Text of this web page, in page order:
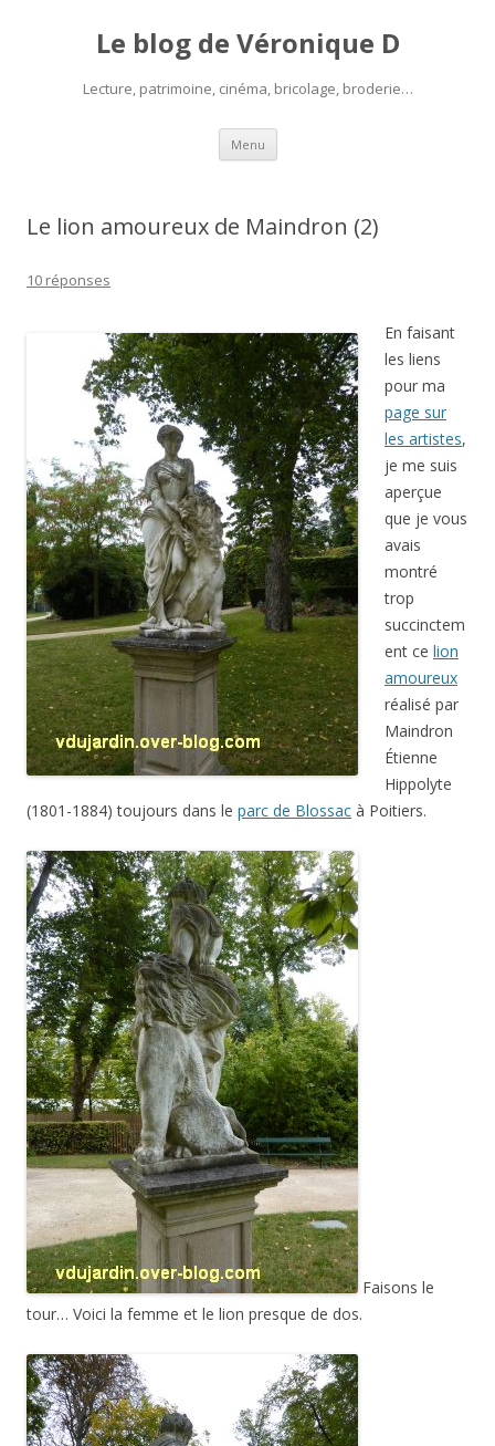
Le blog de Véronique D
Lecture, patrimoine, cinéma, bricolage, broderie…
Menu Aller
contenu
Le lion amoureux de Maindron (2)
10 réponses
En faisant
les liens
pour ma
page sur
les artistes,
je me suis
aperçue
que je vous
avais
montré
trop
succinctem
ent ce lion
amoureux
réalisé par
Maindron
Étienne
Hippolyte
(1801-1884) toujours dans le parc de Blossac à Poitiers.
Faisons le
tour… Voici la femme et le lion presque de dos.